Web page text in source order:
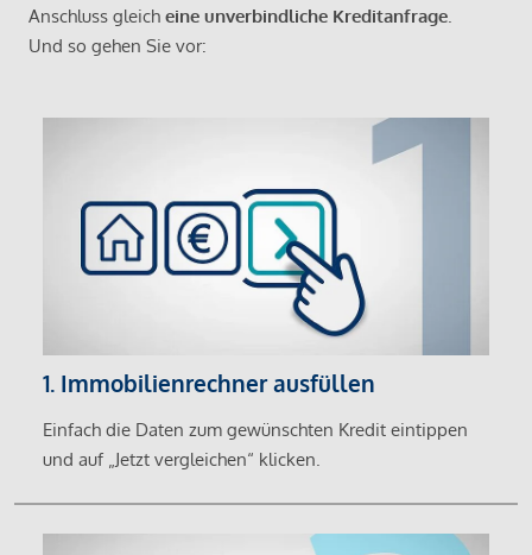
Anschluss gleich eine unverbindliche Kreditanfrage.
Und so gehen Sie vor:
1. Immobilienrechner ausfüllen
Einfach die Daten zum gewünschten Kredit eintippen
und auf „Jetzt vergleichen“ klicken.